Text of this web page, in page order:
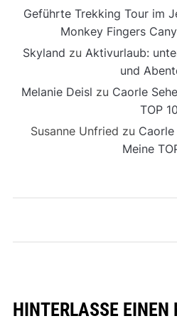
Geführte Trekking Tour im
Monkey Fingers
Skyland zu Aktivurlaub:
und
Melanie Deisl zu Caorle
TOP 10
Susanne Unfried zu
Meine
HINTERLASSE EINEN